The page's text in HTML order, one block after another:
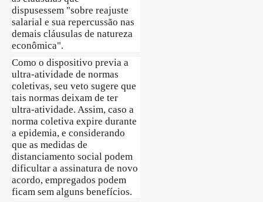
dispusessem "sobre reajuste
salarial e sua repercussão nas
demais cláusulas de natureza
econômica".
Como o dispositivo previa a
ultra-atividade de normas
coletivas, seu veto sugere que
tais normas deixam de ter
ultra-atividade. Assim, caso a
norma coletiva expire durante
a epidemia, e considerando
que as medidas de
distanciamento social podem
dificultar a assinatura de novo
acordo, empregados podem
ficam sem alguns benefícios.